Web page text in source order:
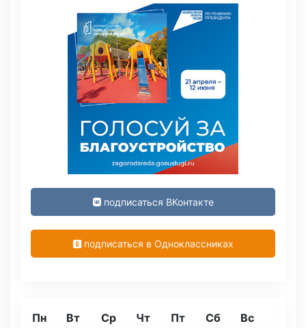
подписаться ВКонтакте
подписаться в Одноклассниках
Пн Вт Ср Чт Пт Сб Вс